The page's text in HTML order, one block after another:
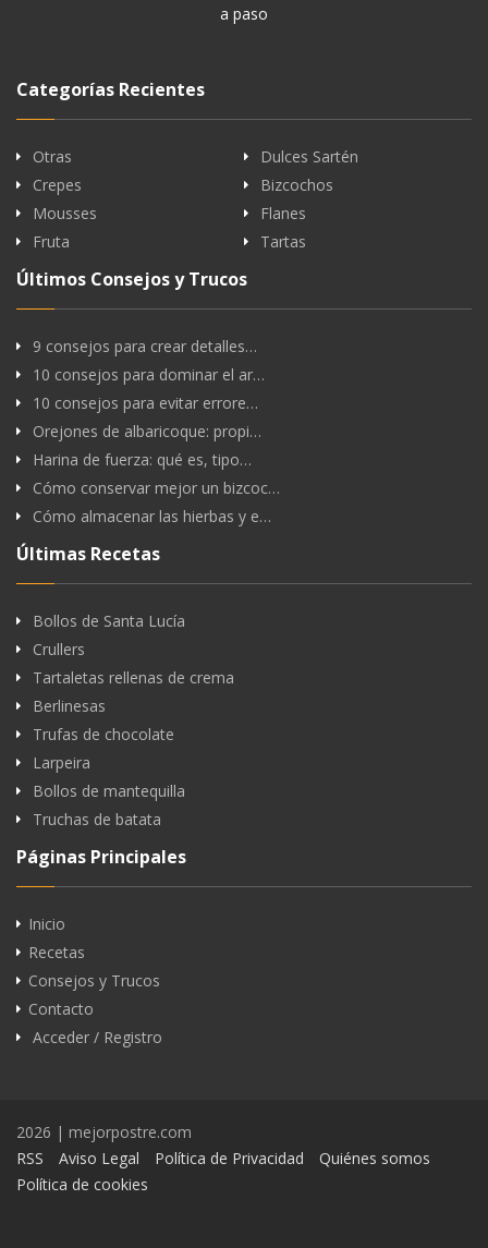
a paso
Categorías Recientes
Otras
Dulces Sartén
Crepes
Bizcochos
Mousses
Flanes
Fruta
Tartas
Últimos Consejos y Trucos
9 consejos para crear detalles…
10 consejos para dominar el ar…
10 consejos para evitar errore…
Orejones de albaricoque: propi…
Harina de fuerza: qué es, tipo…
Cómo conservar mejor un bizcoc…
Cómo almacenar las hierbas y e…
Últimas Recetas
Bollos de Santa Lucía
Crullers
Tartaletas rellenas de crema
Berlinesas
Trufas de chocolate
Larpeira
Bollos de mantequilla
Truchas de batata
Páginas Principales
Inicio
Recetas
Consejos y Trucos
Contacto
Acceder / Registro
2026 | mejorpostre.com
RSS
Aviso Legal Política de Privacidad
Quiénes somos
Política de cookies